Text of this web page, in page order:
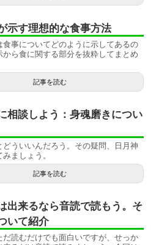
示す理想的な食事方法
食事についてどのように示してあるの
から食に関する部分を抜粋してまとめ
記事を読む
相談しよう：身魂磨きについ
どういいんだろう。その疑問、日月神
ましょう。
記事を読む
出来るなら音読で読もう。そ
いて紹介
だ読むだけでも面白いですが、せっか